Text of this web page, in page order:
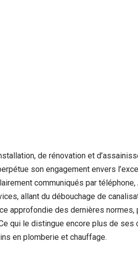
de rénovation et
son engagement envers
communiqués par téléphone,
allant du débouchage de
approfondie des dernières normes,
qui le distingue encore plus de ses
en plomberie et chauffage.